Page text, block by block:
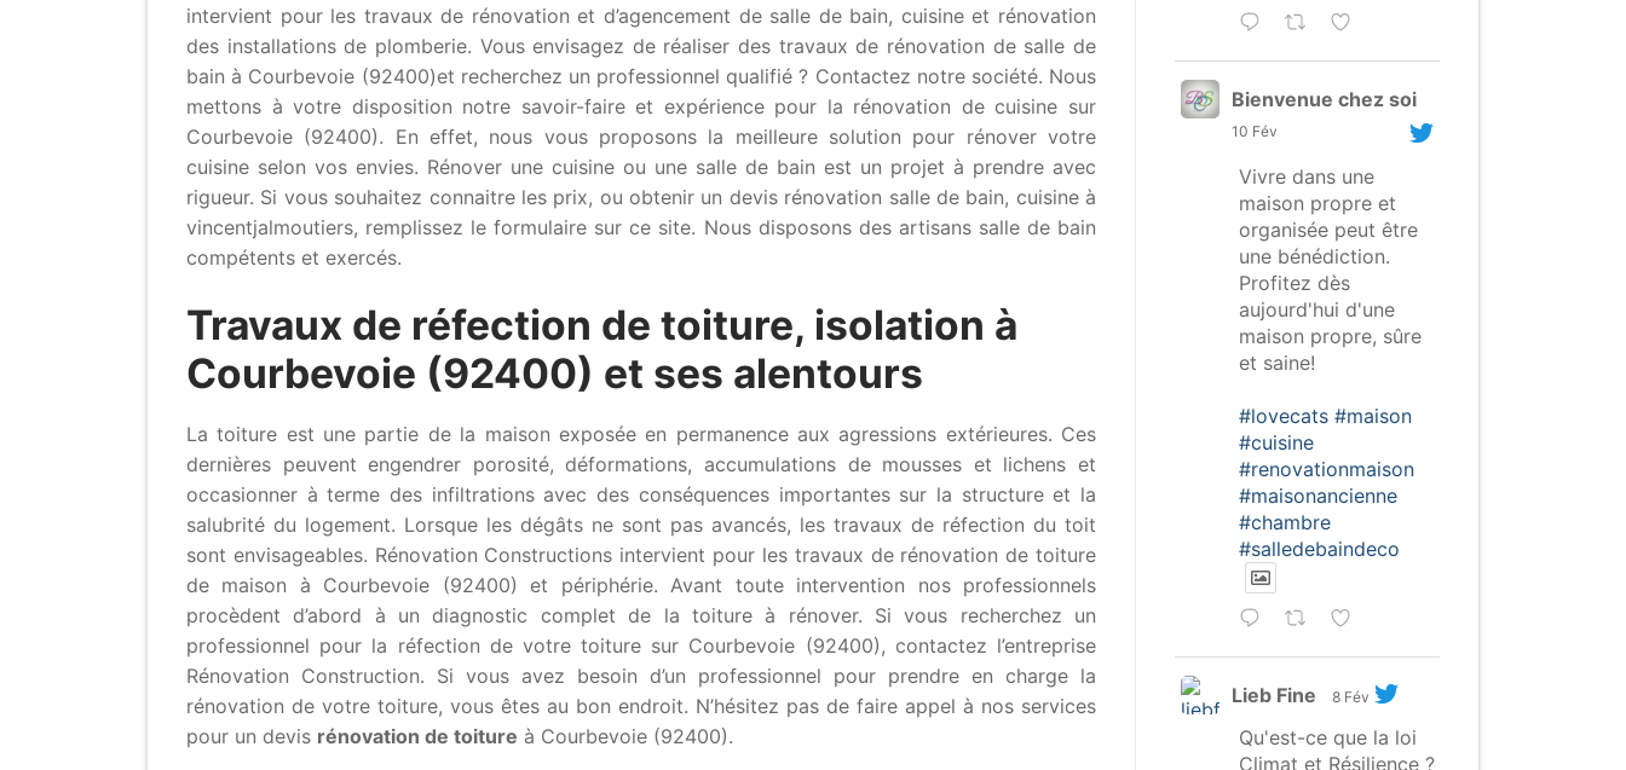
intervient pour les travaux de rénovation et d’agencement de salle de bain, cuisine et rénovation
des installations de plomberie. Vous envisagez de réaliser des travaux de rénovation de salle de
bain à Courbevoie (92400)et recherchez un professionnel qualifié ? Contactez notre société. Nous
mettons à votre disposition notre savoir-faire et expérience pour la rénovation de cuisine sur
Courbevoie (92400). En effet, nous vous proposons la meilleure solution pour rénover votre
cuisine selon vos envies. Rénover une cuisine ou une salle de bain est un projet à prendre avec
rigueur. Si vous souhaitez connaitre les prix, ou obtenir un devis rénovation salle de bain, cuisine à
vincentjalmoutiers, remplissez le formulaire sur ce site. Nous disposons des artisans salle de bain
compétents et exercés.
Travaux de réfection de toiture, isolation à
Courbevoie (92400) et ses alentours
La toiture est une partie de la maison exposée en permanence aux agressions extérieures. Ces
dernières peuvent engendrer porosité, déformations, accumulations de mousses et lichens et
occasionner à terme des infiltrations avec des conséquences importantes sur la structure et la
salubrité du logement. Lorsque les dégâts ne sont pas avancés, les travaux de réfection du toit
sont envisageables. Rénovation Constructions intervient pour les travaux de rénovation de toiture
de maison à Courbevoie (92400) et périphérie. Avant toute intervention nos professionnels
procèdent d’abord à un diagnostic complet de la toiture à rénover. Si vous recherchez un
professionnel pour la réfection de votre toiture sur Courbevoie (92400), contactez l’entreprise
Rénovation Construction. Si vous avez besoin d’un professionnel pour prendre en charge la
rénovation de votre toiture, vous êtes au bon endroit. N’hésitez pas de faire appel à nos services
pour un devis rénovation de toiture à Courbevoie (92400).
Bienvenue chez soi
10 Fév
Vivre dans une
maison propre et
organisée peut être
une bénédiction.
Profitez dès
aujourd'hui d'une
maison propre, sûre
et saine!
#lovecats #maison
#cuisine
#renovationmaison
#maisonancienne
#chambre
#salledebaindeco
Lieb Fine 8 Fév
Qu'est-ce que la loi
Climat et Résilience ?